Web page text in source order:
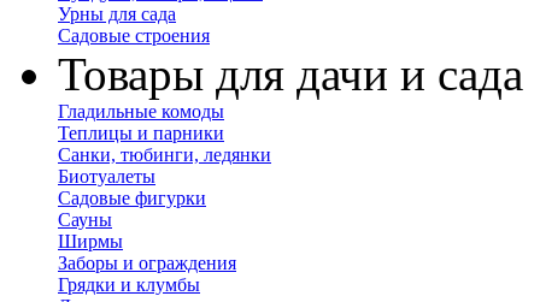
Урны для сада
Садовые строения
Товары для дачи и сада
Гладильные комоды
Теплицы и парники
Санки, тюбинги, ледянки
Биотуалеты
Садовые фигурки
Сауны
Ширмы
Заборы и ограждения
Грядки и клумбы